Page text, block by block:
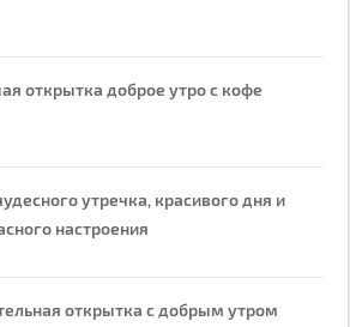
открытка доброе утро с кофе
утречка, красивого дня и
настроения
открытка с добрым утром